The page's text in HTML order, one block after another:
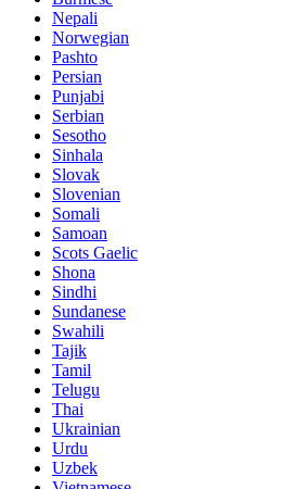
Nepali
Norwegian
Pashto
Persian
Punjabi
Serbian
Sesotho
Sinhala
Slovak
Slovenian
Somali
Samoan
Scots Gaelic
Shona
Sindhi
Sundanese
Swahili
Tajik
Tamil
Telugu
Thai
Ukrainian
Urdu
Uzbek